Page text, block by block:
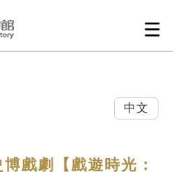
中文
戲劇【戲遊時光：